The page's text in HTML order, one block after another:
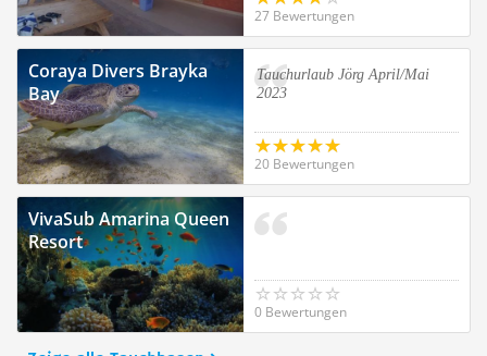
27 Bewertungen
Coraya Divers Brayka
Bay
Tauchurlaub Jörg April/Mai
2023
20 Bewertungen
VivaSub Amarina Queen
Resort
0 Bewertungen